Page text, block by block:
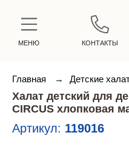
МЕНЮ КОНТАКТЫ
Главная → Детские
Халат детский для
CIRCUS хлопковая
Артикул: 119016